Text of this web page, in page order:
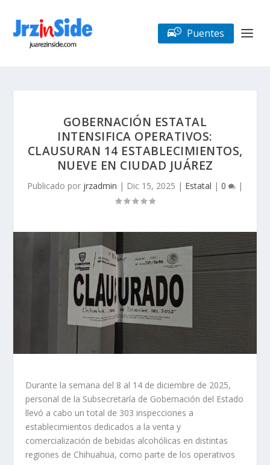
Puentes
GOBERNACIÓN ESTATAL
INTENSIFICA OPERATIVOS:
CLAUSURAN 14 ESTABLECIMIENTOS,
NUEVE EN CIUDAD JUÁREZ
Publicado por jrzadmin | Dic 15, 2025 | Estatal | 0 |
Durante la semana del 8 al 14 de diciembre de 2025,
personal de la Subsecretaría de Gobernación del Estado
llevó a cabo un total de 303 inspecciones a
establecimientos dedicados a la venta y
comercialización de bebidas alcohólicas en distintas
regiones de Chihuahua, como parte de los operativos